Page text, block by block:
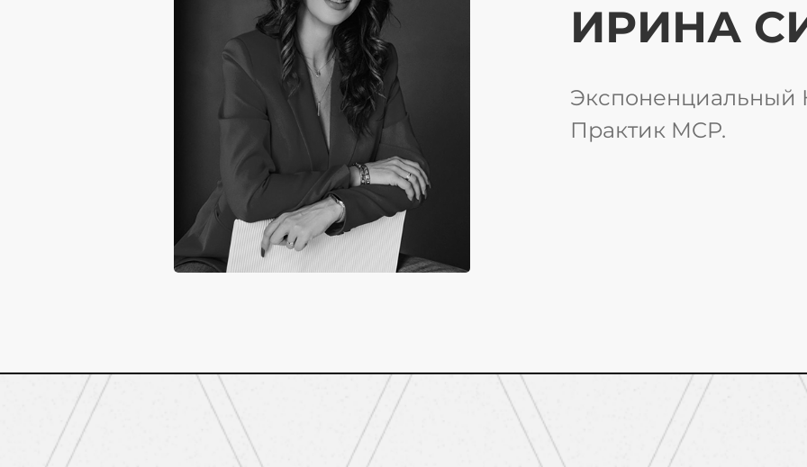
ИРИНА
Экспоненциальный
Практик MCP.